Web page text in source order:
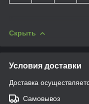
Скрыть
Условия доставки
Доставка
Самовывоз